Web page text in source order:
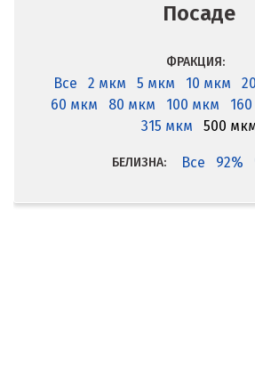
Посаде
ФРАКЦИЯ:
Все 2 мкм 5 мкм 10 мкм
60 мкм
80 мкм 100 мкм
315 мкм
500
БЕЛИЗНА: Все 92%